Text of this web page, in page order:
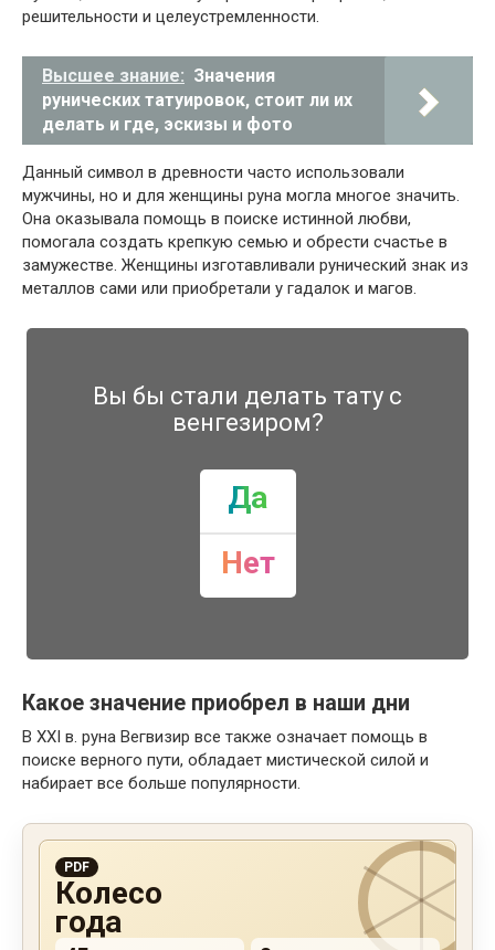
решительности и целеустремленности.
Высшее знание: Значения
рунических татуировок, стоит ли их
делать и где, эскизы и фото
Данный символ в древности часто использовали
мужчины, но и для женщины руна могла многое значить.
Она оказывала помощь в поиске истинной любви,
помогала создать крепкую семью и обрести счастье в
замужестве. Женщины изготавливали рунический знак из
металлов сами или приобретали у гадалок и магов.
Вы бы стали делать тату с
венгезиром?
Да
Нет
Какое значение приобрел в наши дни
В XXI в. руна Вегвизир все также означает помощь в
поиске верного пути, обладает мистической силой и
набирает все больше популярности.
PDF
Колесо
года